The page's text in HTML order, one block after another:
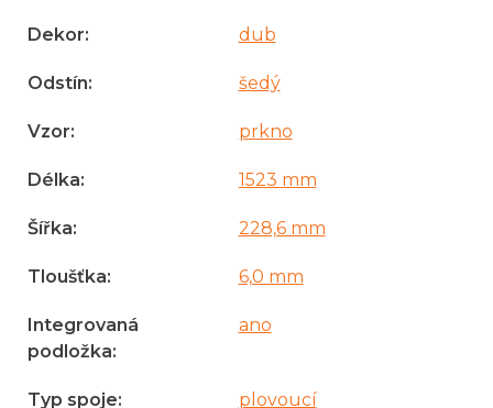
Dekor: dub
Odstín: šedý
Vzor: prkno
Délka: 1523 mm
Šířka: 228,6 mm
Tloušťka: 6,0 mm
Integrovaná
podložka:
ano
Typ spoje:
plovoucí